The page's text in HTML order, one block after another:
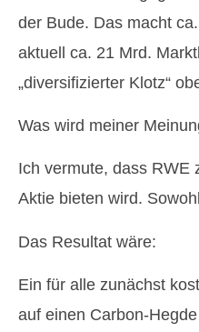
der Bude. Das macht
aktuell ca. 21 Mrd.
„diversifizierter Klotz“
Was wird meiner
Ich vermute, dass RWE
Aktie bieten wird.
Das Resultat wäre:
Ein für alle zunächst
auf einen Carbon-